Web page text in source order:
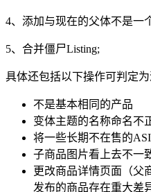
4、添加与现在的父体不是一
5、合并僵尸Listing;
具体还包括以下操作可判定
不是基本相同的产品
变体主题的名称命名不
将一些长期不在售的
子商品图片看上去不一
更改商品详情页面（父
发布的商品存在重大差